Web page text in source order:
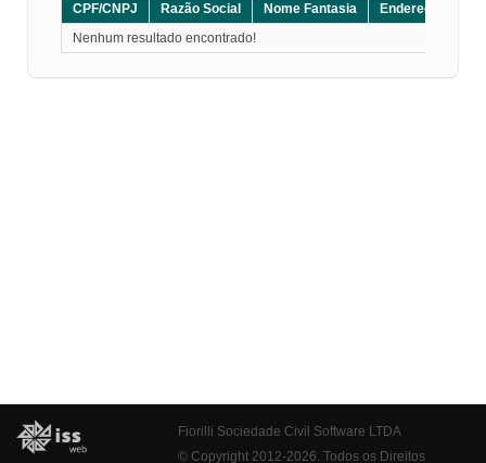
CPF/CNPJ Razão Social Nome Fantasia Endereço
Nenhum resultado encontrado!
Fiorilli Sociedade Civil Software LTDA
© Copyright 2012-2026. Todos os Direitos